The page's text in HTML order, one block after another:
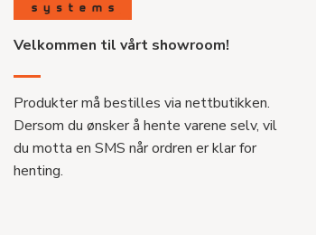
Velkommen til vårt showroom!
Produkter må bestilles via nettbutikken.
Dersom du ønsker å hente varene selv, vil
du motta en SMS når ordren er klar for
henting.